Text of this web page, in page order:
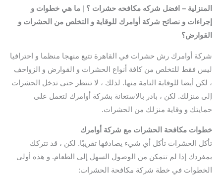
المنزلية – افضل شركه مكافحه حشرات ؟
ما هي خطوات و
إجراءات و نصائح شركة أوامرك للوقاية و التخلص من الحشرات و
القوارض؟
شركة أوامرك رش حشرات في القاهرة تتبع منهجا منظما و احترافيا
ليس فقط للتخلص من كافة أنواع الحشرات و القوارض و الزواحف
، لكن أيضا للوقاية التامة منها. لذلك ، لا تنتظر حتى تدخل الحشرات
إلى منزلك. لكن ، بادر بالاستعانة بشركة أوامرك لتعمل على
حمايتك و وقاية منزلك من الحشرات.
خطوات مكافحة الحشرات مع شركة أوامرك
تأكل الحشرات تأكل أي شيء يصادفها تقريبًا. لكن ، قد تتركك
بمفردك إذا لم تتمكن من الوصول السهل إلى الطعام. و هذه أولى
الخطوات في خطة شركة مكافحة الحشرات: